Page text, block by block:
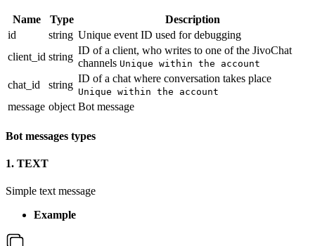
Name Type
Description
id
string Unique event ID used for debugging
client_id string
ID of a client, who writes to one of the JivoChat
channels Unique within the account
chat_id string
ID of a chat where conversation takes place
Unique within the account
message object Bot message
Bot messages types
1. TEXT
Simple text message
Example